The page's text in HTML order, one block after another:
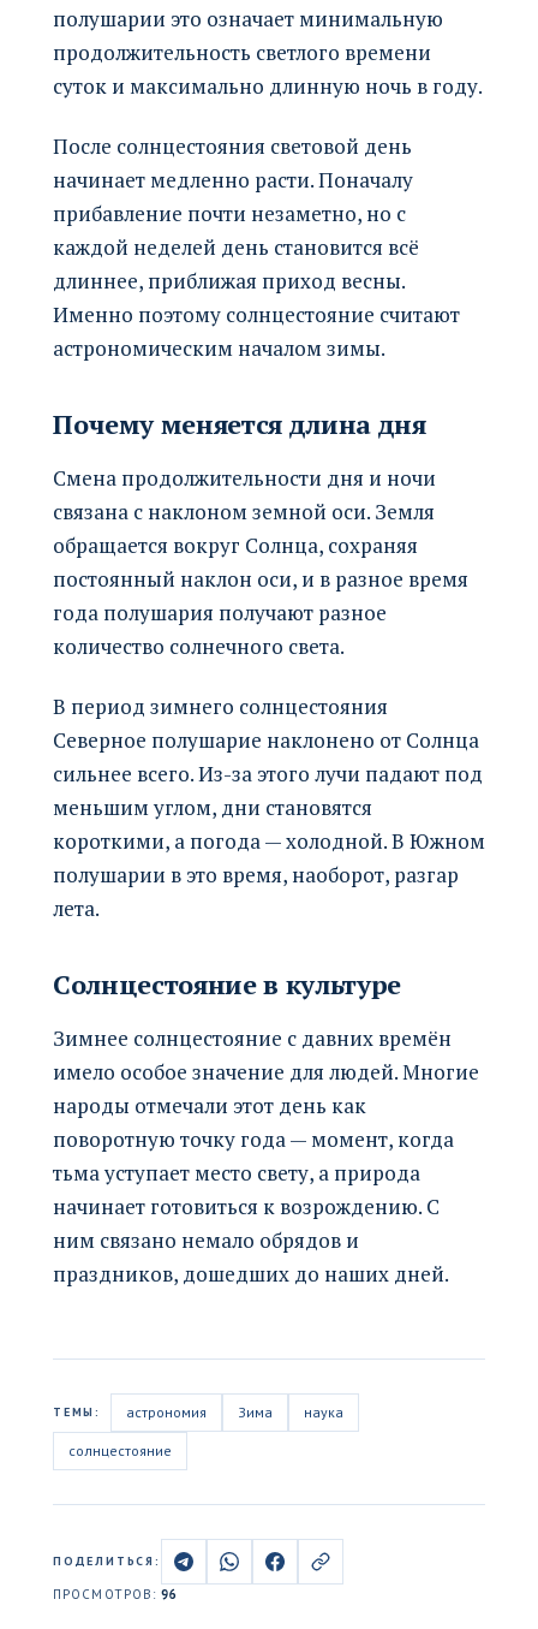
полушарии это означает минимальную
продолжительность светлого времени
суток и максимально длинную ночь в году.
После солнцестояния световой день
начинает медленно расти. Поначалу
прибавление почти незаметно, но с
каждой неделей день становится всё
длиннее, приближая приход весны.
Именно поэтому солнцестояние считают
астрономическим началом зимы.
Почему меняется длина дня
Смена продолжительности дня и ночи
связана с наклоном земной оси. Земля
обращается вокруг Солнца, сохраняя
постоянный наклон оси, и в разное время
года полушария получают разное
количество солнечного света.
В период зимнего солнцестояния
Северное полушарие наклонено от Солнца
сильнее всего. Из-за этого лучи падают под
меньшим углом, дни становятся
короткими, а погода — холодной. В Южном
полушарии в это время, наоборот, разгар
лета.
Солнцестояние в культуре
Зимнее солнцестояние с давних времён
имело особое значение для людей. Многие
народы отмечали этот день как
поворотную точку года — момент, когда
тьма уступает место свету, а природа
начинает готовиться к возрождению. С
ним связано немало обрядов и
праздников, дошедших до наших дней.
ТЕМЫ: астрономия Зима наука
солнцестояние
ПОДЕЛИТЬСЯ:
ПРОСМОТРОВ:96